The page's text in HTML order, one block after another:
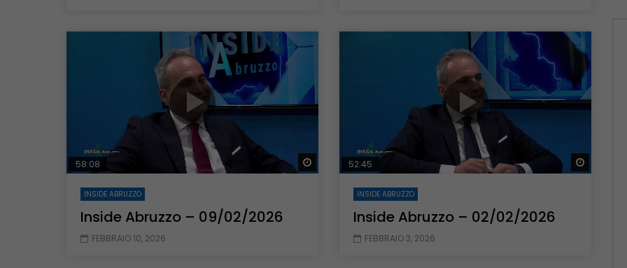
Guarda Dopo
58:08
INSIDE ABRUZZO
Inside Abruzzo – 09/02/2026
FEBBRAIO 10, 2026
52:45
INSIDE ABRUZZO
Inside Abruzzo – 02/02/2026
FEBBRAIO 3, 2026